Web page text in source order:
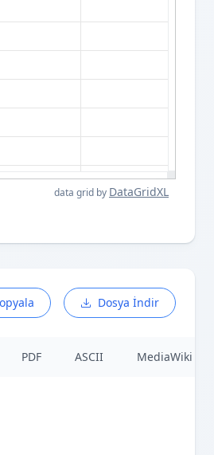
data grid by DataGridXL
Dosya İndir
PDF ASCII MediaWiki